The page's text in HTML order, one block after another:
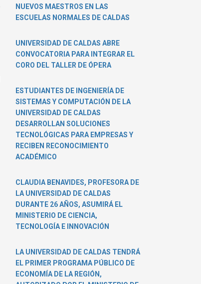
NUEVOS MAESTROS EN LAS
ESCUELAS NORMALES DE CALDAS
UNIVERSIDAD DE CALDAS ABRE
CONVOCATORIA PARA INTEGRAR EL
CORO DEL TALLER DE ÓPERA
ESTUDIANTES DE INGENIERÍA DE
SISTEMAS Y COMPUTACIÓN DE LA
UNIVERSIDAD DE CALDAS
DESARROLLAN SOLUCIONES
TECNOLÓGICAS PARA EMPRESAS Y
RECIBEN RECONOCIMIENTO
ACADÉMICO
CLAUDIA BENAVIDES, PROFESORA DE
LA UNIVERSIDAD DE CALDAS
DURANTE 26 AÑOS, ASUMIRÁ EL
MINISTERIO DE CIENCIA,
TECNOLOGÍA E INNOVACIÓN
LA UNIVERSIDAD DE CALDAS TENDRÁ
EL PRIMER PROGRAMA PÚBLICO DE
ECONOMÍA DE LA REGIÓN,